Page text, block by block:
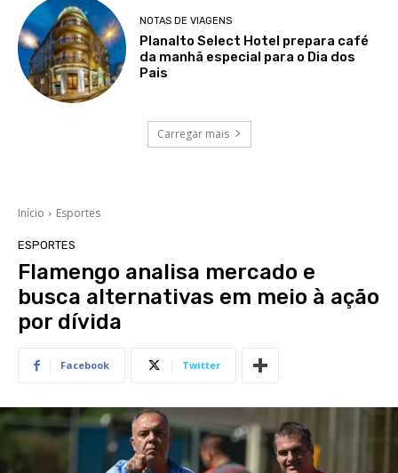
NOTAS DE VIAGENS
Planalto Select Hotel prepara café
da manhã especial para o Dia dos
Pais
Carregar mais